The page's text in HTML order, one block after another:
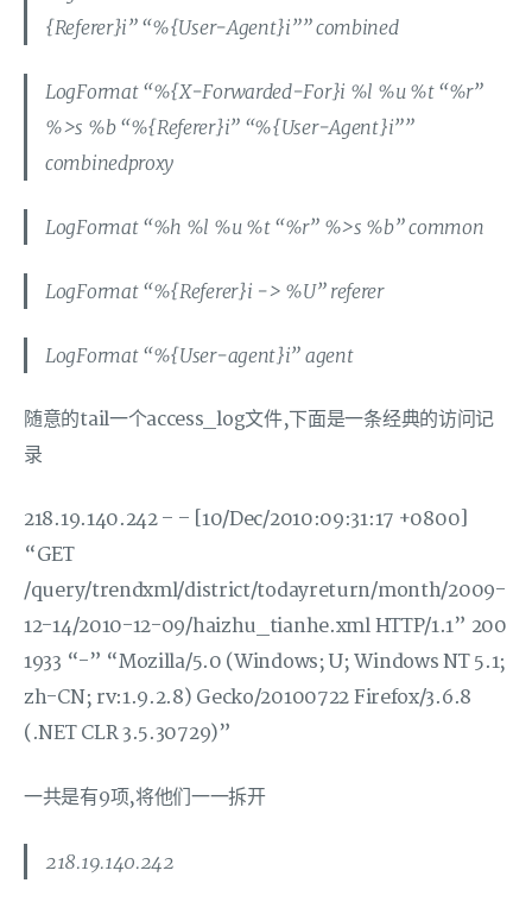
{Referer}i” “%{User-Agent}i”” combined
LogFormat “%{X-Forwarded-For}i %l %u %t “%r”
%>s %b “%{Referer}i” “%{User-Agent}i””
combinedproxy
LogFormat “%h %l %u %t “%r” %>s %b” common
LogFormat “%{Referer}i -> %U” referer
LogFormat “%{User-agent}i” agent
随意的tail一个access_log文件,下面是一条经典的访问记
录
218.19.140.242 – – [10/Dec/2010:09:31:17 +0800]
“GET
/query/trendxml/district/todayreturn/month/2009-
12-14/2010-12-09/haizhu_tianhe.xml HTTP/1.1” 200
1933 “-” “Mozilla/5.0 (Windows; U; Windows NT 5.1;
zh-CN; rv:1.9.2.8) Gecko/20100722 Firefox/3.6.8
(.NET CLR 3.5.30729)”
一共是有9项,将他们一一拆开
218.19.140.242